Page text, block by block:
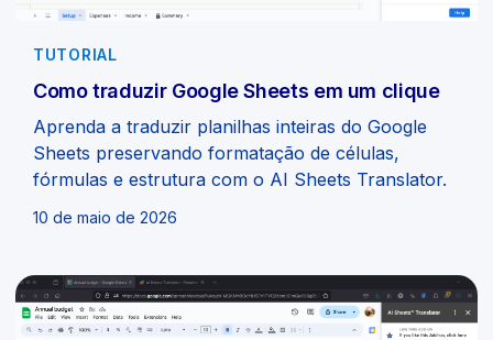
TUTORIAL
Como traduzir Google Sheets em um clique
Aprenda a traduzir planilhas inteiras do Google
Sheets preservando formatação de células,
fórmulas e estrutura com o AI Sheets Translator.
10 de maio de 2026